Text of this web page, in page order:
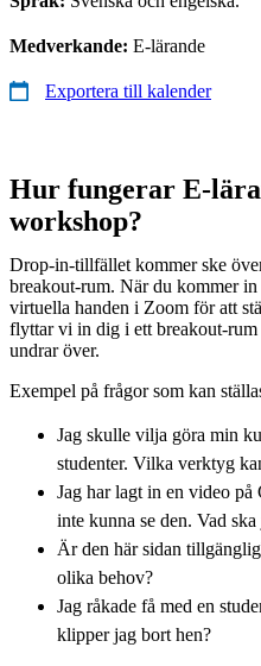
Medverkande: E-lärande
Exportera till kalender
Hur fungerar E-
workshop?
Drop-in-tillfället kommer ske
breakout-rum. När du kommer
virtuella handen i Zoom för att
flyttar vi in dig i ett breakout-
undrar över.
Exempel på frågor som kan
Jag skulle vilja göra min
studenter. Vilka verktyg
Jag har lagt in en video på
inte kunna se den. Vad ska
Är den här sidan
olika behov?
Jag råkade få med en
klipper jag bort hen?